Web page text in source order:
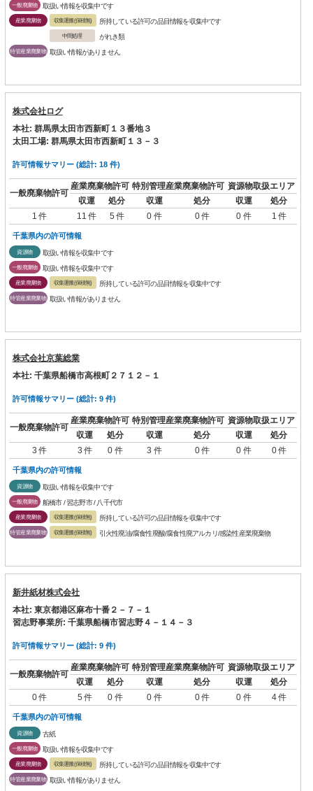
一般廃棄物 取扱い情報を収集中です
産業廃棄物 収集運搬(保積無) 所持している許可の品目情報を収集中です
中間処理 がれき類
特管産業廃棄物 取扱い情報がありません
株式会社ログ
本社: 群馬県太田市西新町１３番地３
太田工場: 群馬県太田市西新町１３－３
許可情報サマリー (総計: 18 件)
一般廃棄物許可
産業廃棄物許可 特別管理産業廃棄物許可 資源物取扱エリア
収運
処分 収運 処分 収運
処分
1 件
11 件 5 件 0 件 0 件 0 件 1 件
千葉県内の許可情報
資源物 取扱い情報を収集中です
一般廃棄物 取扱い情報を収集中です
産業廃棄物 収集運搬(保積無) 所持している許可の品目情報を収集中です
特管産業廃棄物 取扱い情報がありません
株式会社京葉総業
本社: 千葉県船橋市高根町２７１２－１
許可情報サマリー (総計: 9 件)
一般廃棄物許可
産業廃棄物許可 特別管理産業廃棄物許可 資源物取扱エリア
収運
処分 収運 処分 収運
処分
3 件
3 件 0 件 3 件 0 件 0 件 0 件
千葉県内の許可情報
資源物 取扱い情報を収集中です
一般廃棄物 船橋市 / 習志野市 / 八千代市
産業廃棄物 収集運搬(保積無) 所持している許可の品目情報を収集中です
特管産業廃棄物 収集運搬(保積無) 引火性廃油/腐食性廃酸/腐食性廃アルカリ/感染性産業廃棄物
新井紙材株式会社
本社: 東京都港区麻布十番２－７－１
習志野事業所: 千葉県船橋市習志野４－１４－３
許可情報サマリー (総計: 9 件)
一般廃棄物許可
産業廃棄物許可 特別管理産業廃棄物許可 資源物取扱エリア
収運
処分 収運 処分 収運
処分
0 件
5 件 0 件 0 件 0 件 0 件 4 件
千葉県内の許可情報
資源物 古紙
一般廃棄物 取扱い情報を収集中です
産業廃棄物 収集運搬(保積無) 所持している許可の品目情報を収集中です
特管産業廃棄物 取扱い情報がありません